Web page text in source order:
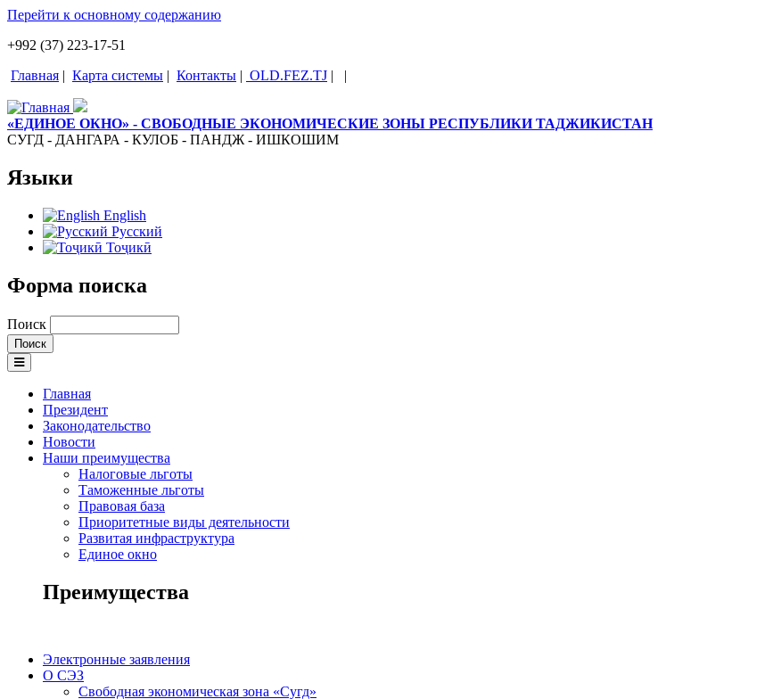
Перейти к основному содержанию
+992 (37) 223-17-51
Главная | Карта системы | Контакты | OLD.FEZ.TJ | |
«ЕДИНОЕ ОКНО» - СВОБОДНЫЕ ЭКОНОМИЧЕСКИЕ ЗОНЫ РЕСПУБЛИКИ ТАДЖИКИСТАН
СУГД - ДАНГАРА - КУЛОБ - ПАНДЖ - ИШКОШИМ
Языки
English
Русский
Тоҷикӣ
Форма поиска
Поиск
Главная
Президент
Законодательство
Новости
Наши преимущества
Налоговые льготы
Таможенные льготы
Правовая база
Приоритетные виды деятельности
Развитая инфраструктура
Единое окно
Преимущества
Электронные заявления
О СЭЗ
Свободная экономическая зона «Сугд»